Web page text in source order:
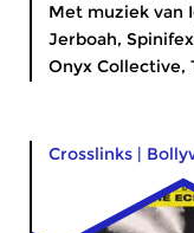
Met muziek van
Jerboah,
Onyx Collective,
Crosslinks |